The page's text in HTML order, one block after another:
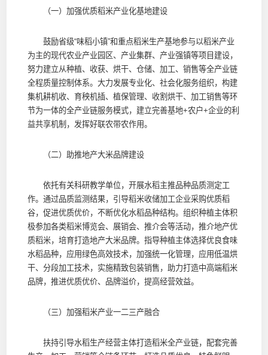
（一）加强优质稻米产业化基地建设
鼓励省级“味稻小镇”和重点稻米生产基地参与以稻米产业
为主的现代农业产业园区、产业集群、产业强镇等项目建设，
努力建立从种植、收获、烘干、仓储、加工、销售等全产业链
全程质量控制体系。大力发展专业化、社会化服务组织，构建
集机耕机收、育秧机插、植保管理、收割烘干、加工销售等环
节为一体的全产业链服务模式，建立完善基地+农户+企业的利
益共享机制，发挥好联农带农作用。
（二）助推地产大米品牌建设
依托有关科研教学单位，开展水稻主推品种品质测定工
作。通过品质监测结果，引导稻米收储加工企业采购优质稻
谷，促进优质优价，不断优化水稻品种结构。组织种植主体积
极参加各类稻米博览会、展销会、推介会等活动，推介地产优
质稻米，培育打造地产大米品牌。指导种植主体选择优良食味
水稻品种，应用绿色高效技术，加强统一化管理，应用低温烘
干、分段加工技术，实施精致包装销售，助力打造中高端稻米
品牌，推进优质优价、品牌溢价，提高经营效益。
（三）加强稻米产业一二三产融合
扶持引导水稻生产经营主体打造稻米全产业链，配套完善